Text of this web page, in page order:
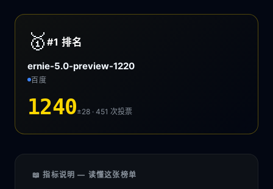
🥇 #1排名
ernie-5.0-preview-1220
百度
1240±28 · 451次投票
📖 指标说明 — 读懂这张榜单